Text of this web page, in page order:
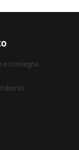
e consegna